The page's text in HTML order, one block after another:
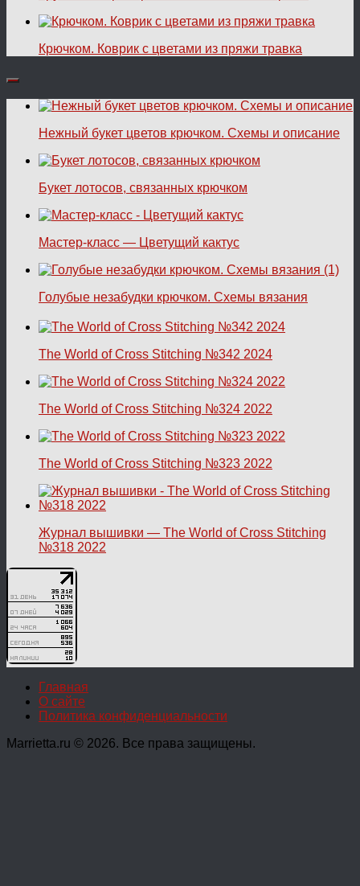
Крючком. Коврик с цветами из пряжи травка
Нежный букет цветов крючком. Схемы и описание
Букет лотосов, связанных крючком
Мастер-класс — Цветущий кактус
Голубые незабудки крючком. Схемы вязания
The World of Cross Stitching №342 2024
The World of Cross Stitching №324 2022
The World of Cross Stitching №323 2022
Журнал вышивки — The World of Cross Stitching
№318 2022
Главная
О сайте
Политика конфиденциальности
Marrietta.ru © 2026. Все права защищены.